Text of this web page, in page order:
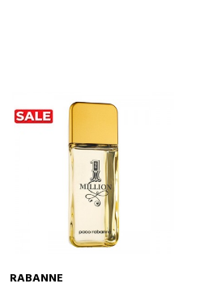
RABANNE